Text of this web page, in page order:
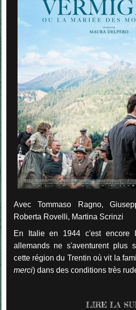
Avec Tommaso Ragno,
Roberta Rovelli, Martina Scrinzi
En Italie en 1944 c'est encore
allemands ne s'aventurent plus
cette région du Trentin où vit la
merci) dans des conditions très
LIRE LA